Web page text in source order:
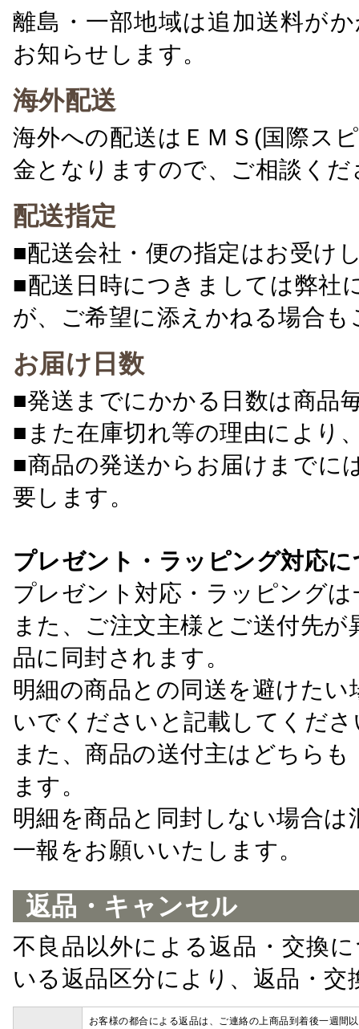
離島・一部地域は追加送料が
お知らせします。
海外配送
海外への配送はＥＭＳ(国際ス
金となりますので、ご相談くだ
配送指定
■配送会社・便の指定はお受け
■配送日時につきましては弊社
が、ご希望に添えかねる場合
お届け日数
■発送までにかかる日数は商品
■また在庫切れ等の理由により
■商品の発送からお届けまでに
要します。
プレゼント・ラッピング対応
プレゼント対応・ラッピング
また、ご注文主様とご送付先
品に同封されます。
明細の商品との同送を避けた
いでくださいと記載してくださ
また、商品の送付主はどちら
ます。
明細を商品と同封しない場合
一報をお願いいたします。
返品・キャンセル
不良品以外による返品・交換
いる返品区分により、返品・
お客様の都合による返品は、ご連絡の上商品到着後一週間